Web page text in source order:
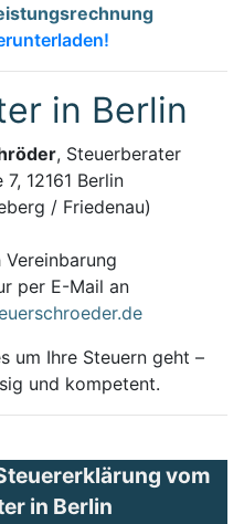
in Berlin
, Steuerberater
12161 Berlin
/ Friedenau)
Vereinbarung
per E-Mail an
um Ihre Steuern geht –
und kompetent.
vom
in Berlin